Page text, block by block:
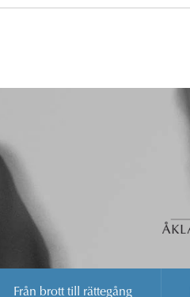
Från brott till rättegång